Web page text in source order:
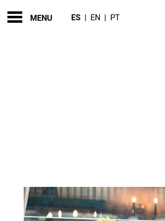
MENU ES | EN | PT